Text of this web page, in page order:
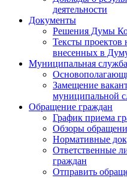
деятельности
Документы
Решения Думы
Тексты проектов
внесенных в
Муниципальная служба
Замещение
муниципальной
Обращение граждан
График приема
Обзоры
Нормативные
Ответственные
граждан
Отправить